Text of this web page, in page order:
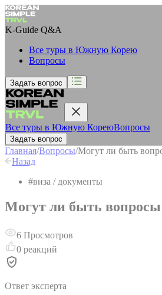
K-Guide Q&A
Все туры в Южную Корею
Вопросы
Задать вопрос
Все туры в Южную КореюВопросы
Задать вопрос
Главная/Вопросы/Могут ли быть
Назад
#виза / документы
Могут ли быть
6 Просмотров
0 реакций
Ответ эксперта